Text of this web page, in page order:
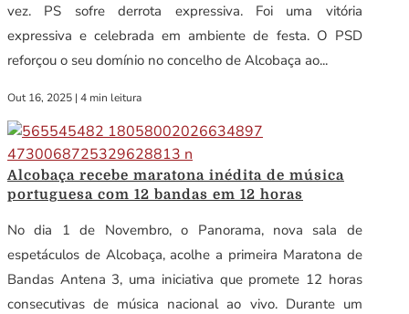
vez. PS sofre derrota expressiva. Foi uma vitória
expressiva e celebrada em ambiente de festa. O PSD
reforçou o seu domínio no concelho de Alcobaça ao...
Out 16, 2025 | 4 min leitura
Alcobaça recebe maratona inédita de música
portuguesa com 12 bandas em 12 horas
No dia 1 de Novembro, o Panorama, nova sala de
espetáculos de Alcobaça, acolhe a primeira Maratona de
Bandas Antena 3, uma iniciativa que promete 12 horas
consecutivas de música nacional ao vivo. Durante um